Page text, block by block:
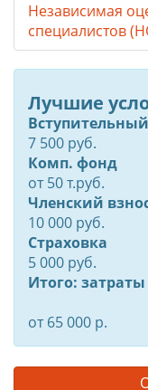
Независимая
специалистов
Лучшие
7 500 руб.
Комп. фонд
от50т.руб.
Членский
10 000 руб.
Страховка
5 000 руб.
Итого:
от 65 000 р.